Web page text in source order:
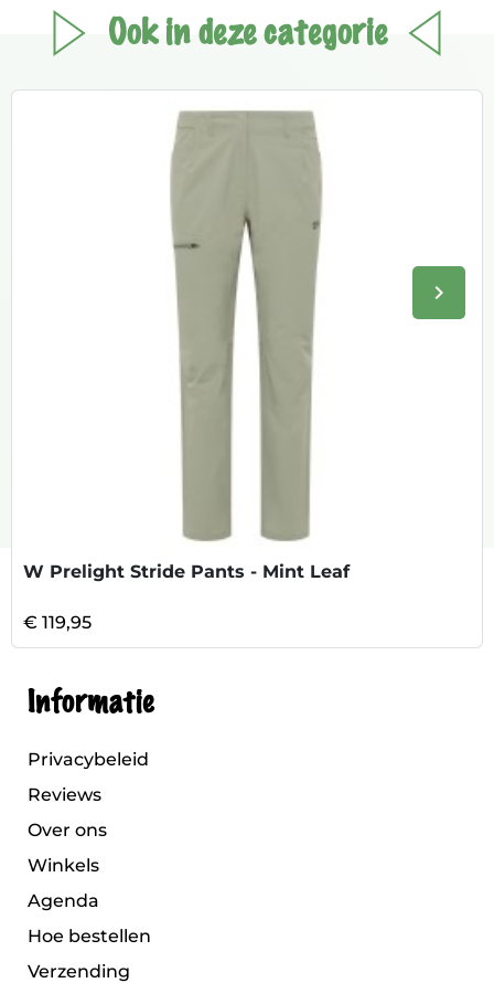
Ook in deze categorie
keyboard_arrow_right
W Prelight Stride Pants - Mint Leaf
€ 119,95
Informatie
Privacybeleid
Reviews
Over ons
Winkels
Agenda
Hoe bestellen
Verzending